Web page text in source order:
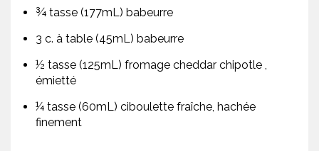
¾ tasse (177mL) babeurre
3 c. à table (45mL) babeurre
½ tasse (125mL) fromage cheddar chipotle ,
émietté
¼ tasse (60mL) ciboulette fraîche, hachée
finement